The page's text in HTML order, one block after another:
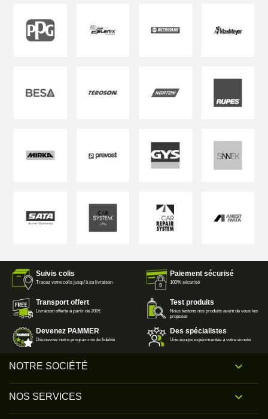
Suivis colis
Tracez votre colis jusqu'à sa livraison
Paiement sécurisé
100% sécurisé
Transport offert
Livraison offerte à partir de 200€
Test produits
Nous testons nos produits avant de vous les
proposer
Devenez PAMMER
Découvrez notre programme de fidélité
Des spécialistes
Une équipe expérimentée à votre écoute
NOTRE SOCIÉTÉ 
NOS SERVICES 